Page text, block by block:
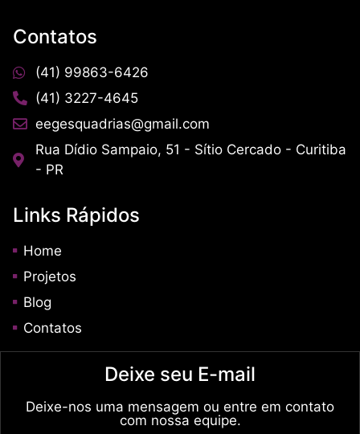
Contatos
(41) 99863-6426
(41) 3227-4645
eegesquadrias@gmail.com
Rua Dídio Sampaio, 51 - Sítio Cercado - Curitiba
- PR
Links Rápidos
Home
Projetos
Blog
Contatos
Deixe seu E-mail
Deixe-nos uma mensagem ou entre em contato
com nossa equipe.